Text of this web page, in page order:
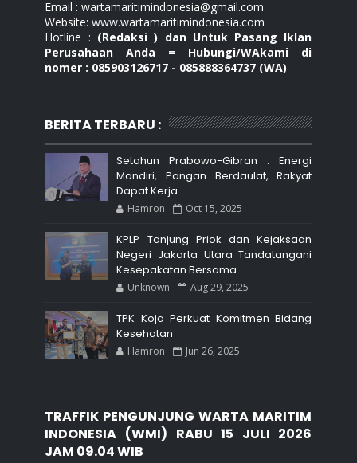
Email : wartamaritimindonesia@gmail.com
Website: www.wartamaritimindonesia.com
Hotline : (Redaksi ) dan Untuk Pasang Iklan
Perusahaan Anda = Hubungi/WAkami di
nomer : 085903126717 - 085888364737 (WA)
BERITA TERBARU :
Setahun Prabowo-Gibran : Energi
Mandiri, Pangan Berdaulat, Rakyat
Dapat Kerja
Hamron Oct 15, 2025
KPLP Tanjung Priok dan Kejaksaan
Negeri Jakarta Utara Tandatangani
Kesepakatan Bersama
Unknown Aug 29, 2025
TPK Koja Perkuat Komitmen Bidang
Kesehatan
Hamron Jun 26, 2025
TRAFFIK PENGUNJUNG WARTA MARITIM
INDONESIA (WMI) RABU 15 JULI 2026
JAM 09.04 WIB